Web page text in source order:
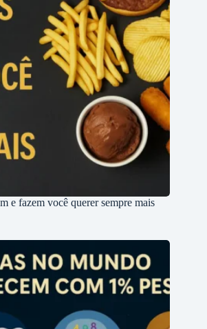
e fazem você querer sempre mais